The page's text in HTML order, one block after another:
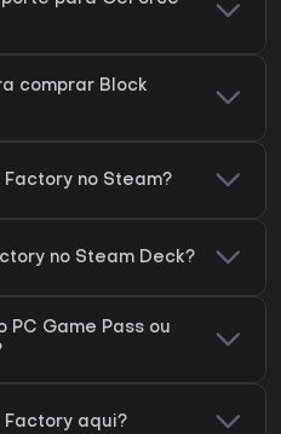
comprar Block
Factory no Steam?
no Steam Deck?
PC Game Pass ou
Factory aqui?